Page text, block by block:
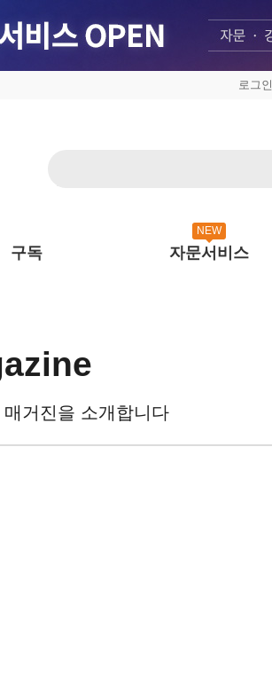
로그인
구독
NEW
자문서비스
거진을 소개합니다